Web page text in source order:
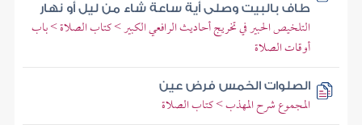
طاف بالبيت وصلى أية ساعة شاء من ليل أو نهار
التلخيص الحبير في تخريج أحاديث الرافعي الكبير > كتاب الصلاة > باب
أوقات الصلاة
الصلوات الخمس فرض عين
المجموع شرح المهذب > كتاب الصلاة